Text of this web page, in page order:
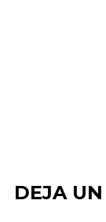
DEJA